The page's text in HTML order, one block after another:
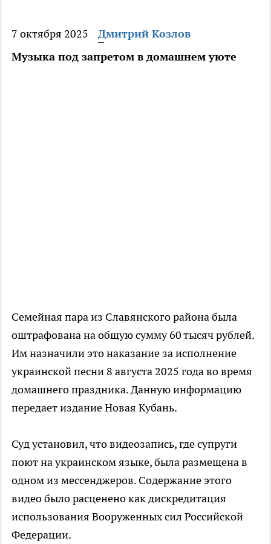
7 октября 2025
Дмитрий Козлов
Музыка под запретом в домашнем уюте
Семейная пара из Славянского района была
оштрафована на общую сумму 60 тысяч рублей.
Им назначили это наказание за исполнение
украинской песни 8 августа 2025 года во время
домашнего праздника. Данную информацию
передает издание Новая Кубань.
Суд установил, что видеозапись, где супруги
поют на украинском языке, была размещена в
одном из мессенджеров. Содержание этого
видео было расценено как дискредитация
использования Вооруженных сил Российской
Федерации.